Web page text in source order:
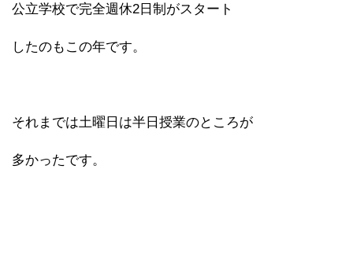
公立学校で完全週休2日制がスタート
したのもこの年です。
それまでは土曜日は半日授業のところが
多かったです。